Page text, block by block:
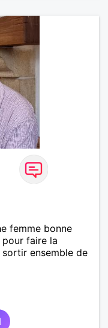
femme bonne
faire la
ensemble de